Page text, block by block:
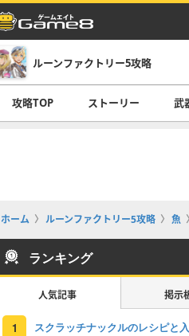
ルーンファクトリー5攻略
攻略TOP ストーリー 武
ホーム ルーンファクトリー5攻略 魚
ランキング
人気記事 掲示
1